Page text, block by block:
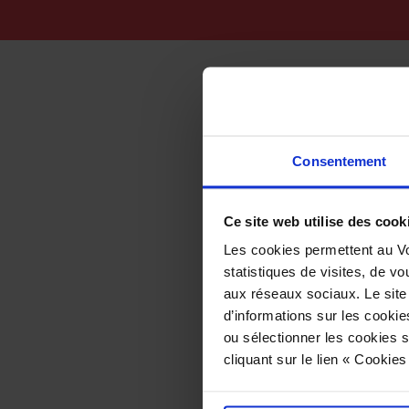
Consentement
Ce site web utilise des
Les cookies permettent au
statistiques de visites, de
aux réseaux sociaux. Le
d’informations sur les
ou sélectionner les cookies
cliquant sur le lien «